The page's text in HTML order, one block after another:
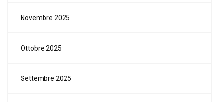
Novembre 2025
Ottobre 2025
Settembre 2025